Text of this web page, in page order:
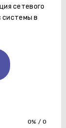
сетевого
системы в
0% / 0